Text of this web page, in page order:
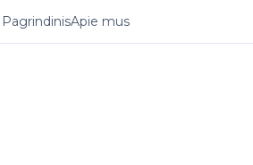
PagrindinisApie mus